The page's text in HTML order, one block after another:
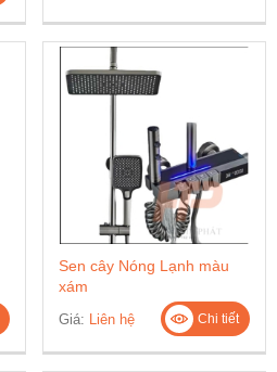
Sen cây Nóng Lạnh màu
xám
Giá: Liên hệ Chi tiết